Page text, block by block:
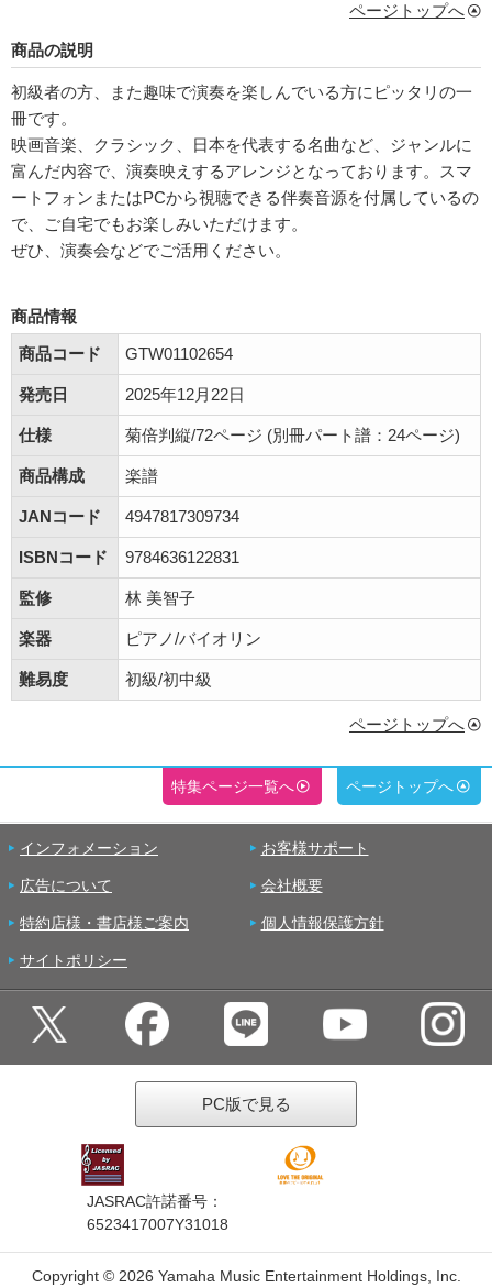
ページトップへ
商品の説明
初級者の方、また趣味で演奏を楽しんでいる方にピッタリの一
冊です。
映画音楽、クラシック、日本を代表する名曲など、ジャンルに
富んだ内容で、演奏映えするアレンジとなっております。スマ
ートフォンまたはPCから視聴できる伴奏音源を付属しているの
で、ご自宅でもお楽しみいただけます。
ぜひ、演奏会などでご活用ください。
商品情報
商品コード
GTW01102654
発売日 2025年12月22日
仕様 菊倍判縦/72ページ (別冊パート譜：24ページ)
商品構成 楽譜
JANコード 4947817309734
ISBNコード 9784636122831
監修 林 美智子
楽器 ピアノ/バイオリン
難易度 初級/初中級
ページトップへ
特集ページ一覧へ ページトップへ
インフォメーション お客様サポート
広告について 会社概要
特約店様・書店様ご案内 個人情報保護方針
サイトポリシー
PC版で見る
JASRAC許諾番号：
6523417007Y31018
Copyright © 2026 Yamaha Music Entertainment Holdings, Inc.